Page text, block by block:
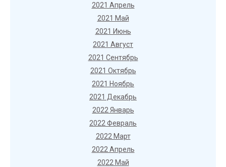
2021 Апрель
2021 Май
2021 Июнь
2021 Август
2021 Сентябрь
2021 Октябрь
2021 Ноябрь
2021 Декабрь
2022 Январь
2022 Февраль
2022 Март
2022 Апрель
2022 Май